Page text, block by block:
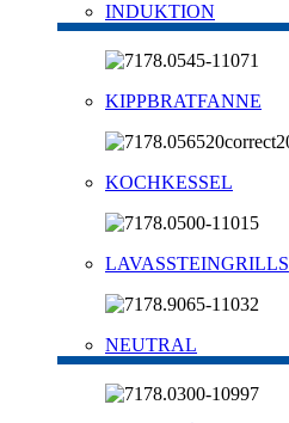
INDUKTION
KIPPBRATFANNE
KOCHKESSEL
LAVASSTEINGRILLS
NEUTRAL